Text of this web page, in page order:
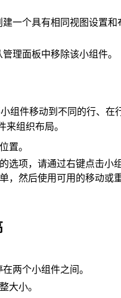
建一个具有相同视图设置和
管理面板中移除该小组件。
组件移动到不同的行、在
组织布局。
置。
选项，请通过右键点击小
，然后使用可用的移动或
两个小组件之间。
大小。